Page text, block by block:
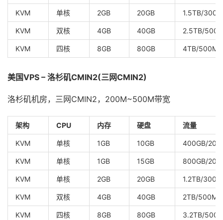
KVM 单核 2GB 20GB 1.5TB/
KVM 双核 4GB 40GB 2.5TB/
KVM 四核 8GB 80GB 4TB/
美国VPS – 洛杉矶CMIN2(三网CMIN2)
洛杉矶机房，三网CMIN2，200M~500M带宽
架构 CPU 内存 硬盘 流量
KVM 单核 1GB 10GB 400GB/
KVM 单核 1GB 15GB 800GB/
KVM 单核 2GB 20GB 1.2TB/
KVM 双核 4GB 40GB 2TB/
KVM 四核 8GB 80GB 3.2TB/